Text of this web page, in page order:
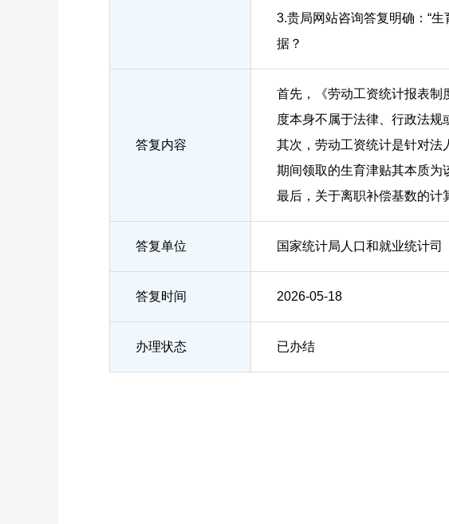
3.贵局网站咨询答复明确：“
据？
答复内容
首先，《劳动工资统计报表制
度本身不属于法律、行政法规
其次，劳动工资统计是针对法
期间领取的生育津贴其本质为
最后，关于离职补偿基数的计
答复单位 国家统计局人口和就业统计司
答复时间 2026-05-18
办理状态 已办结